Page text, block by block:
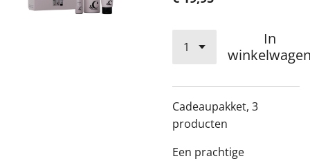
In
Cadeaupakket, 3
producten
Een prachtige